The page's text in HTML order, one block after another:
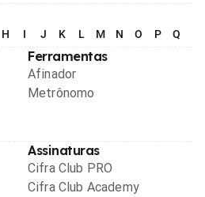
H I J K L M N O P Q
Ferramentas
Afinador
Metrônomo
Assinaturas
Cifra Club PRO
Cifra Club Academy